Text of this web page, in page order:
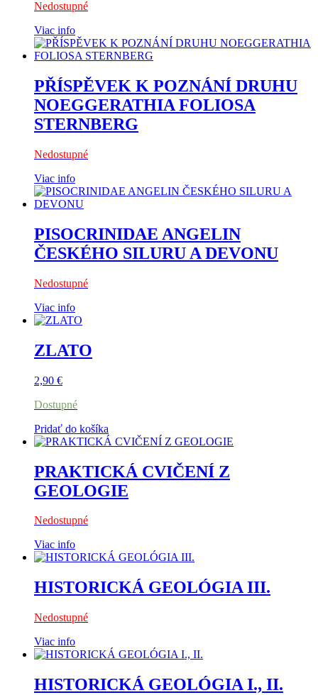
Nedostupné
Viac info
PŘÍSPĚVEK K POZNÁNÍ DRUHU
NOEGGERATHIA FOLIOSA
STERNBERG
Nedostupné
Viac info
PISOCRINIDAE ANGELIN
ČESKÉHO SILURU A DEVONU
Nedostupné
Viac info
ZLATO
2,90 €
Dostupné
Pridať do košíka
PRAKTICKÁ CVIČENÍ Z
GEOLOGIE
Nedostupné
Viac info
HISTORICKÁ GEOLÓGIA III.
Nedostupné
Viac info
HISTORICKÁ GEOLÓGIA I., II.